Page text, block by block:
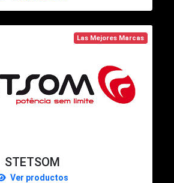
Las Mejores Marcas
STETSOM
Ver productos